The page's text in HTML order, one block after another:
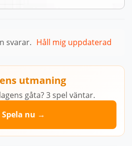
svarar. Håll mig uppdaterad
utmaning
gåta? 3 spel väntar.
Spela nu →